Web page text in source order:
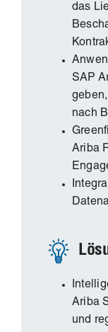
das
SAP
nach
Ariba
Ariba
und